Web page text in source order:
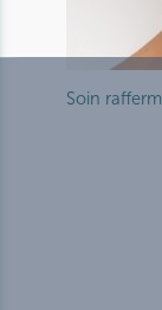
Soin